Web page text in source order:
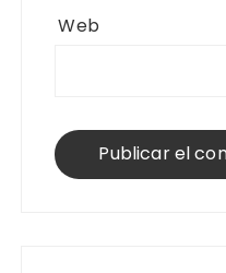
Web